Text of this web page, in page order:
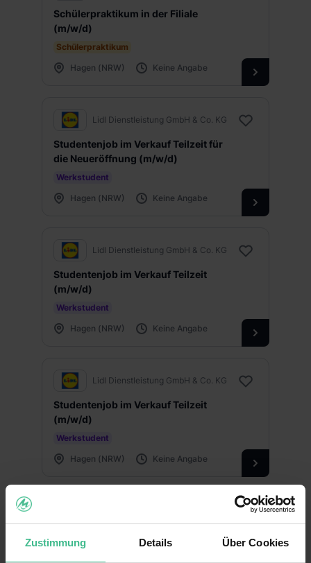
Zustimmung Details Über Cookies
Schülerpraktikum in der Filiale
(m/w/d)
Schülerpraktikum
Hagen (NRW)
Keine Angabe
Lidl Dienstleistung GmbH & Co. KG
Studentenjob im Verkauf Teilzeit für
die Neueröffnung (m/w/d)
Werkstudent
Hagen (NRW)
Keine Angabe
Lidl Dienstleistung GmbH & Co. KG
Studentenjob im Verkauf Teilzeit
(m/w/d)
Werkstudent
Hagen (NRW)
Keine Angabe
Lidl Dienstleistung GmbH & Co. KG
Studentenjob im Verkauf Teilzeit
(m/w/d)
Werkstudent
Hagen (NRW)
Keine Angabe
Hagen: Praktikum 2026 finden